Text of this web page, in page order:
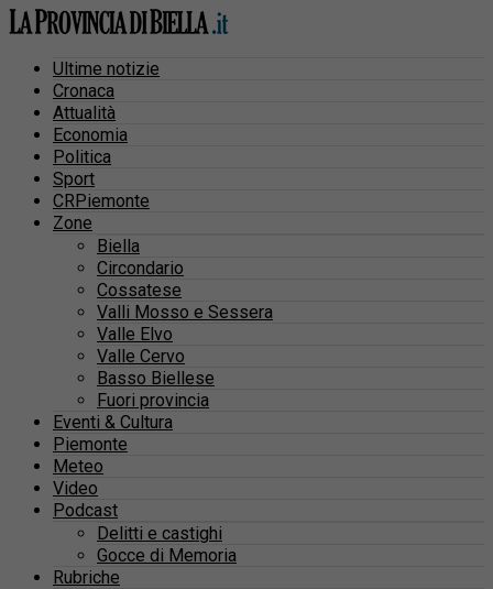
Ultime notizie
Cronaca
Attualità
Economia
Politica
Sport
CRPiemonte
Zone
Biella
Circondario
Cossatese
Valli Mosso e Sessera
Valle Elvo
Valle Cervo
Basso Biellese
Fuori provincia
Eventi & Cultura
Piemonte
Meteo
Video
Podcast
Delitti e castighi
Gocce di Memoria
Rubriche